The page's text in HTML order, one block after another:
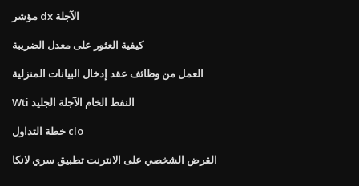
مؤشر dx الآجلة
كيفية العثور على معدل الضريبة
العمل من وظائف عقد إدخال البيانات المنزلية
Wti النفط الخام الآجلة الجليد
خطة التداول clo
القرض الشخصي على الانترنت تطبيق سري لانكا